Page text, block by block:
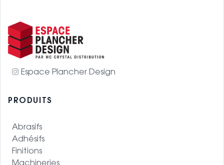
Espace Plancher Design
PRODUITS
Abrasifs
Adhésifs
Finitions
Machineries